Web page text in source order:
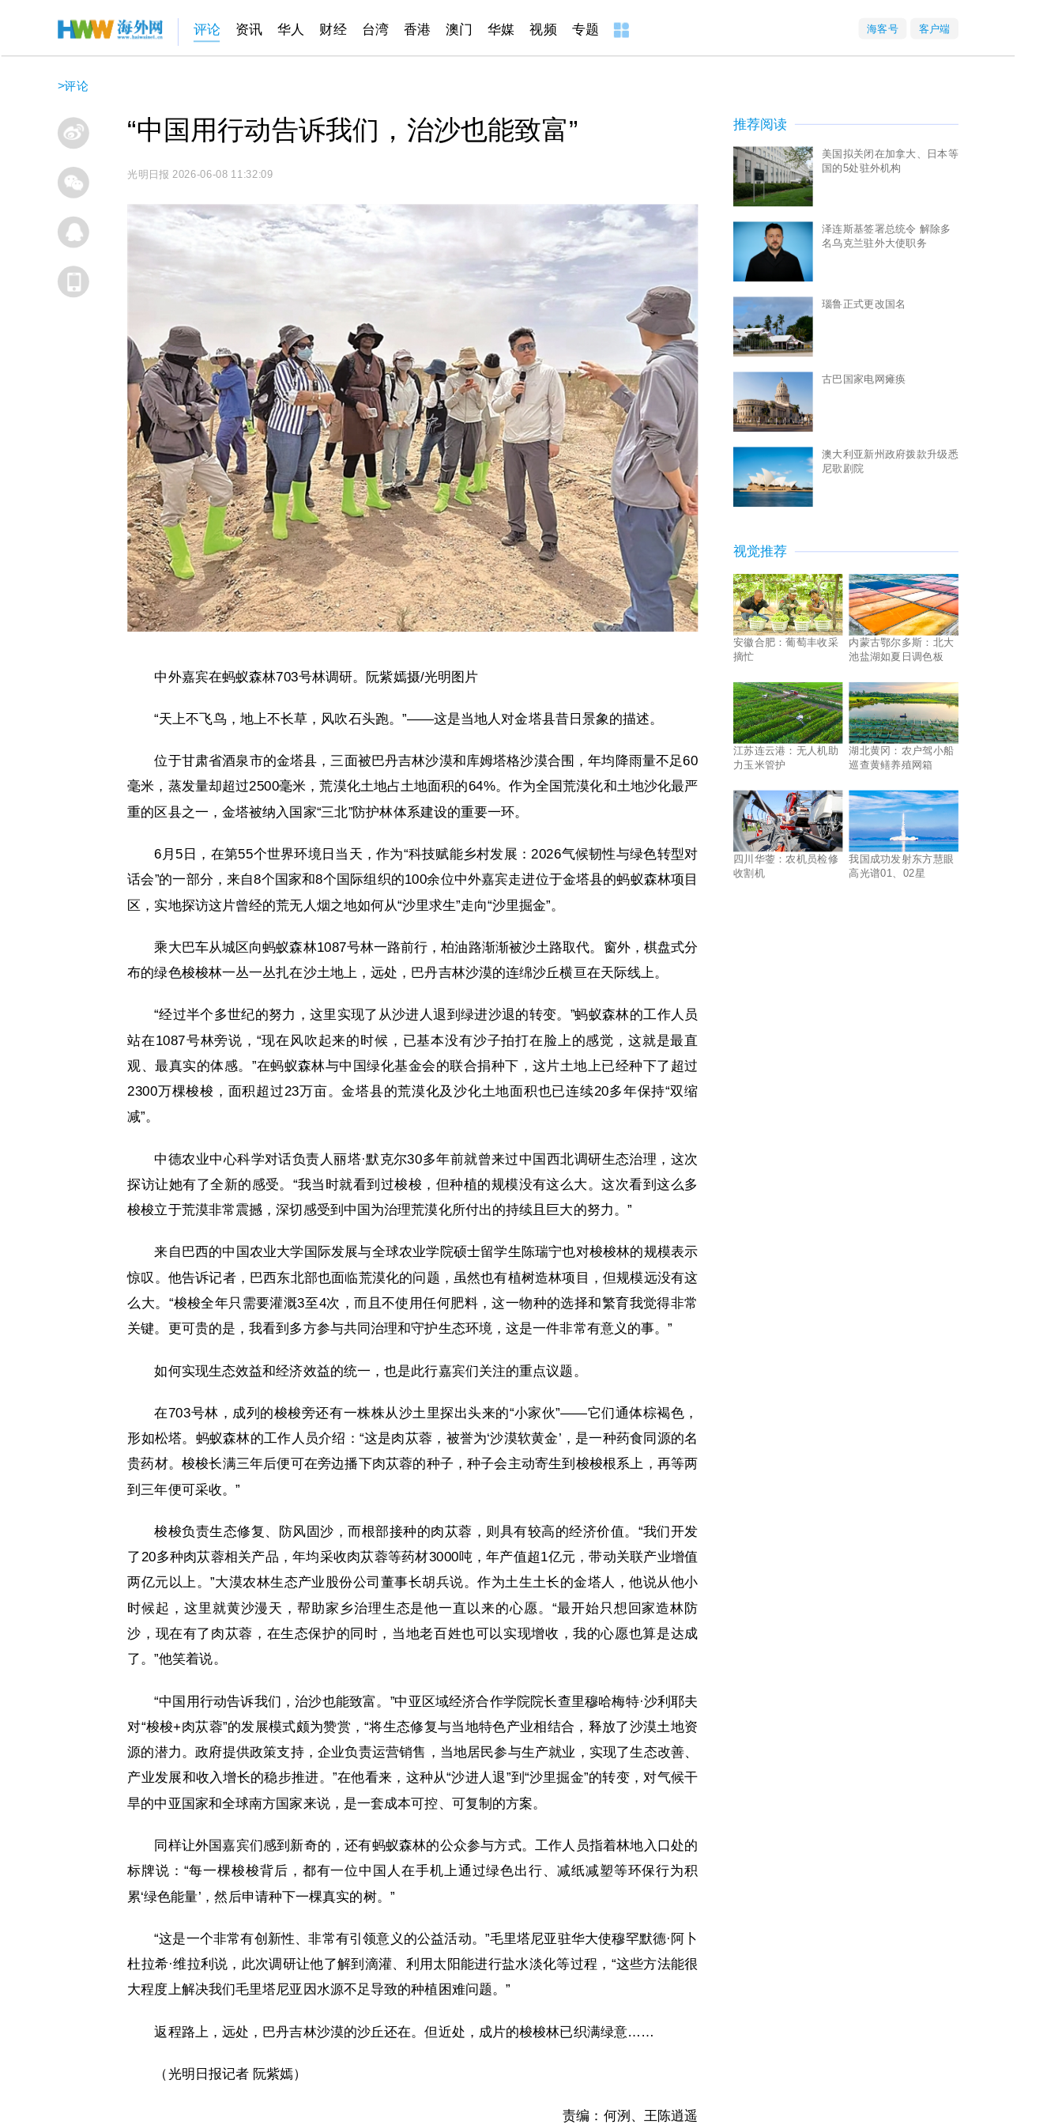
评论 资讯 华人 财经 台湾 香港 澳门 华媒 视频 专题 海客号 客户端
>评论
“中国用行动告诉我们，治沙也能致富”
光明日报 2026-06-08 11:32:09
中外嘉宾在蚂蚁森林703号林调研。阮紫嫣摄/光明图片
“天上不飞鸟，地上不长草，风吹石头跑。”——这是当地人对金塔县昔日景象的描述。
位于甘肃省酒泉市的金塔县，三面被巴丹吉林沙漠和库姆塔格沙漠合围，年均降雨量不足60
毫米，蒸发量却超过2500毫米，荒漠化土地占土地面积的64%。作为全国荒漠化和土地沙化最严
重的区县之一，金塔被纳入国家“三北”防护林体系建设的重要一环。
6月5日，在第55个世界环境日当天，作为“科技赋能乡村发展：2026气候韧性与绿色转型对
话会”的一部分，来自8个国家和8个国际组织的100余位中外嘉宾走进位于金塔县的蚂蚁森林项目
区，实地探访这片曾经的荒无人烟之地如何从“沙里求生”走向“沙里掘金”。
乘大巴车从城区向蚂蚁森林1087号林一路前行，柏油路渐渐被沙土路取代。窗外，棋盘式分
布的绿色梭梭林一丛一丛扎在沙土地上，远处，巴丹吉林沙漠的连绵沙丘横亘在天际线上。
“经过半个多世纪的努力，这里实现了从沙进人退到绿进沙退的转变。”蚂蚁森林的工作人员
站在1087号林旁说，“现在风吹起来的时候，已基本没有沙子拍打在脸上的感觉，这就是最直
观、最真实的体感。”在蚂蚁森林与中国绿化基金会的联合捐种下，这片土地上已经种下了超过
2300万棵梭梭，面积超过23万亩。金塔县的荒漠化及沙化土地面积也已连续20多年保持“双缩
减”。
中德农业中心科学对话负责人丽塔·默克尔30多年前就曾来过中国西北调研生态治理，这次
探访让她有了全新的感受。“我当时就看到过梭梭，但种植的规模没有这么大。这次看到这么多
梭梭立于荒漠非常震撼，深切感受到中国为治理荒漠化所付出的持续且巨大的努力。”
来自巴西的中国农业大学国际发展与全球农业学院硕士留学生陈瑞宁也对梭梭林的规模表示
惊叹。他告诉记者，巴西东北部也面临荒漠化的问题，虽然也有植树造林项目，但规模远没有这
么大。“梭梭全年只需要灌溉3至4次，而且不使用任何肥料，这一物种的选择和繁育我觉得非常
关键。更可贵的是，我看到多方参与共同治理和守护生态环境，这是一件非常有意义的事。”
如何实现生态效益和经济效益的统一，也是此行嘉宾们关注的重点议题。
在703号林，成列的梭梭旁还有一株株从沙土里探出头来的“小家伙”——它们通体棕褐色，
形如松塔。蚂蚁森林的工作人员介绍：“这是肉苁蓉，被誉为‘沙漠软黄金’，是一种药食同源的名
贵药材。梭梭长满三年后便可在旁边播下肉苁蓉的种子，种子会主动寄生到梭梭根系上，再等两
到三年便可采收。”
梭梭负责生态修复、防风固沙，而根部接种的肉苁蓉，则具有较高的经济价值。“我们开发
了20多种肉苁蓉相关产品，年均采收肉苁蓉等药材3000吨，年产值超1亿元，带动关联产业增值
两亿元以上。”大漠农林生态产业股份公司董事长胡兵说。作为土生土长的金塔人，他说从他小
时候起，这里就黄沙漫天，帮助家乡治理生态是他一直以来的心愿。“最开始只想回家造林防
沙，现在有了肉苁蓉，在生态保护的同时，当地老百姓也可以实现增收，我的心愿也算是达成
了。”他笑着说。
“中国用行动告诉我们，治沙也能致富。”中亚区域经济合作学院院长查里穆哈梅特·沙利耶夫
对“梭梭+肉苁蓉”的发展模式颇为赞赏，“将生态修复与当地特色产业相结合，释放了沙漠土地资
源的潜力。政府提供政策支持，企业负责运营销售，当地居民参与生产就业，实现了生态改善、
产业发展和收入增长的稳步推进。”在他看来，这种从“沙进人退”到“沙里掘金”的转变，对气候干
旱的中亚国家和全球南方国家来说，是一套成本可控、可复制的方案。
同样让外国嘉宾们感到新奇的，还有蚂蚁森林的公众参与方式。工作人员指着林地入口处的
标牌说：“每一棵梭梭背后，都有一位中国人在手机上通过绿色出行、减纸减塑等环保行为积
累‘绿色能量’，然后申请种下一棵真实的树。”
“这是一个非常有创新性、非常有引领意义的公益活动。”毛里塔尼亚驻华大使穆罕默德·阿卜
杜拉希·维拉利说，此次调研让他了解到滴灌、利用太阳能进行盐水淡化等过程，“这些方法能很
大程度上解决我们毛里塔尼亚因水源不足导致的种植困难问题。”
返程路上，远处，巴丹吉林沙漠的沙丘还在。但近处，成片的梭梭林已织满绿意……
（光明日报记者 阮紫嫣）
责编：何洌、王陈逍遥
推荐阅读
美国拟关闭在加拿大、日本等
国的5处驻外机构
泽连斯基签署总统令 解除多
名乌克兰驻外大使职务
瑙鲁正式更改国名
古巴国家电网瘫痪
澳大利亚新州政府拨款升级悉
尼歌剧院
视觉推荐
安徽合肥：葡萄丰收采
摘忙
内蒙古鄂尔多斯：北大
池盐湖如夏日调色板
江苏连云港：无人机助
力玉米管护
湖北黄冈：农户驾小船
巡查黄鳝养殖网箱
四川华蓥：农机员检修
收割机
我国成功发射东方慧眼
高光谱01、02星